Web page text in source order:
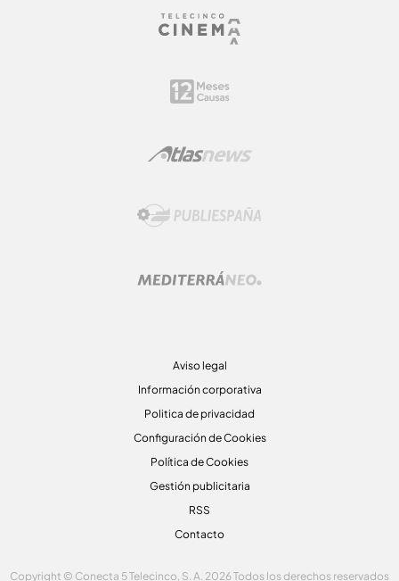
Aviso legal
Información corporativa
Politica de privacidad
Configuración de Cookies
Política de Cookies
Gestión publicitaria
RSS
Contacto
Copyright © Conecta 5 Telecinco, S. A. 2026 Todos los derechos reservados